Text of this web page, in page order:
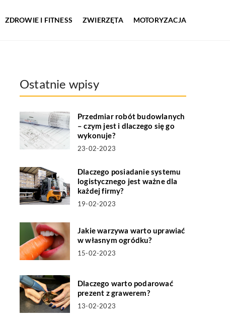
ZDROWIE I FITNESS ZWIERZĘTA MOTORYZACJA
Ostatnie wpisy
Przedmiar robót budowlanych
– czym jest i dlaczego się go
wykonuje?
23-02-2023
Dlaczego posiadanie systemu
logistycznego jest ważne dla
każdej firmy?
19-02-2023
Jakie warzywa warto uprawiać
w własnym ogródku?
15-02-2023
Dlaczego warto podarować
prezent z grawerem?
13-02-2023